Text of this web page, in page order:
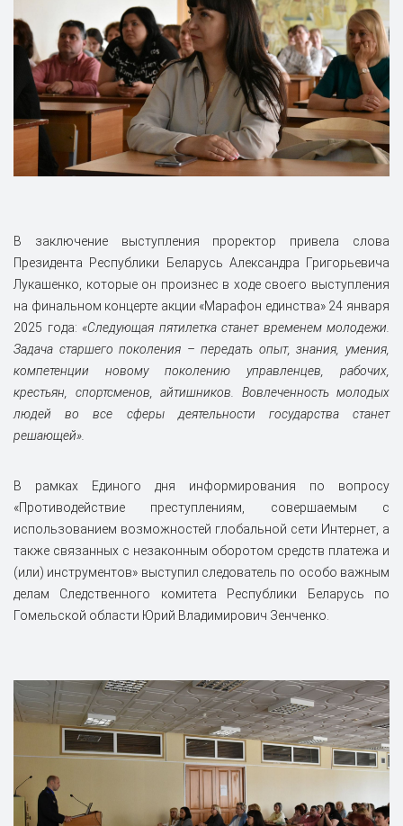
В заключение выступления проректор привела слова
Президента Республики Беларусь Александра Григорьевича
Лукашенко, которые он произнес в ходе своего выступления
на финальном концерте акции «Марафон единства» 24 января
2025 года: «Следующая пятилетка станет временем молодежи.
Задача старшего поколения – передать опыт, знания, умения,
компетенции новому поколению управленцев, рабочих,
крестьян, спортсменов, айтишников. Вовлеченность молодых
людей во все сферы деятельности государства станет
решающей».
В рамках Единого дня информирования по вопросу
«Противодействие преступлениям, совершаемым с
использованием возможностей глобальной сети Интернет, а
также связанных с незаконным оборотом средств платежа и
(или) инструментов» выступил следователь по особо важным
делам Следственного комитета Республики Беларусь по
Гомельской области Юрий Владимирович Зенченко.